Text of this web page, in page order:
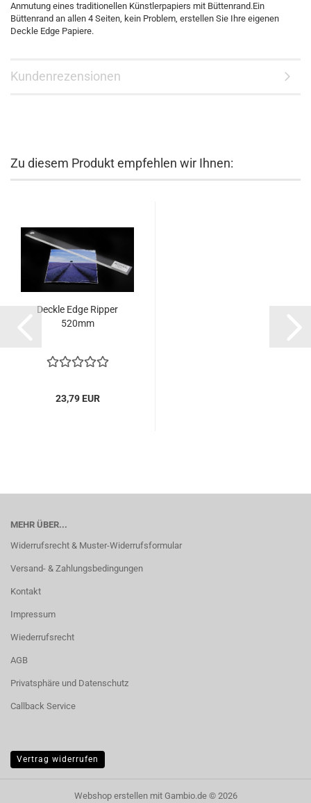
Anmutung eines traditionellen Künstlerpapiers mit Büttenrand.Ein
Büttenrand an allen 4 Seiten, kein Problem, erstellen Sie Ihre eigenen
Deckle Edge Papiere.
Kundenrezensionen
Zu diesem Produkt empfehlen wir Ihnen:
Deckle Edge Ripper
520mm
23,79 EUR
MEHR ÜBER...
Widerrufsrecht & Muster-Widerrufsformular
Versand- & Zahlungsbedingungen
Kontakt
Impressum
Wiederrufsrecht
AGB
Privatsphäre und Datenschutz
Callback Service
Vertrag widerrufen
Webshop erstellenmit Gambio.de © 2026